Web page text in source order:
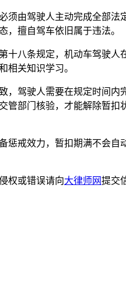
由驾驶人主动完成全部法
，擅自驾车依旧属于违法。
八条规定，机动车驾驶人
相关知识学习。
驾驶人需要在规定时间内
管部门核验，才能解除暂
戒效力，暂扣期满不会自
权或错误请向大律师网提交